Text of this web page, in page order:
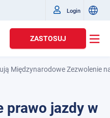
Login
ZASTOSUJ
Międzynarodowe Zezwolenie
prawo jazdy w